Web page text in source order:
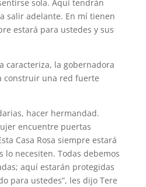
sola. Aquí tendrán
salir adelante. En mí tienen
estará para ustedes y sus
caracteriza, la gobernadora
construir una red fuerte
hacer hermandad.
encuentre puertas
Casa Rosa siempre estará
lo necesiten. Todas debemos
aquí estarán protegidas
para ustedes”, les dijo Tere